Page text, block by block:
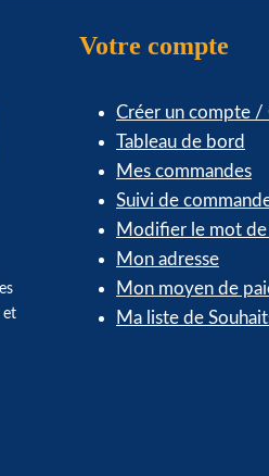
et
Votre compte
Créer un compte /
Tableau de bord
Mes commandes
Suivi de
Modifier le mot de
Mon adresse
Mon moyen de
Ma liste de